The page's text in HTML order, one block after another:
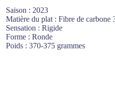
Saison : 2023
Matière du plat : Fibre de carbone
Sensation : Rigide
Forme : Ronde
Poids : 370-375 grammes